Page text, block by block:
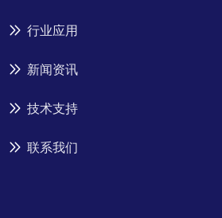
行业应用
新闻资讯
技术支持
联系我们